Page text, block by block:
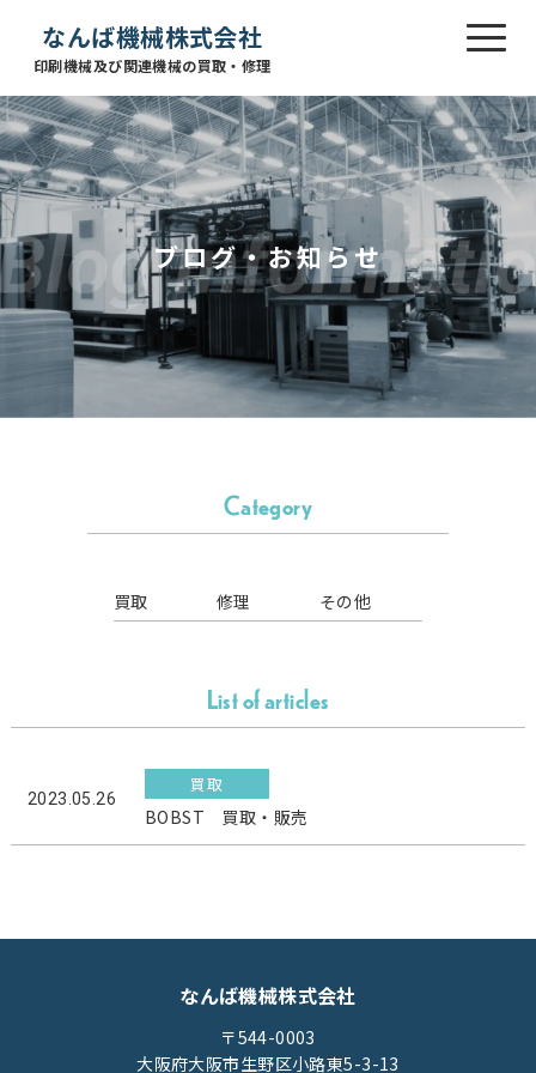
なんば機械株式会社
印刷機械及び関連機械の買取・修理
ブログ・お知らせ
Category
買取 修理 その他
List of articles
2023.05.26
買取
BOBST 買取・販売
なんば機械株式会社
〒544-0003
大阪府大阪市生野区小路東5-3-13